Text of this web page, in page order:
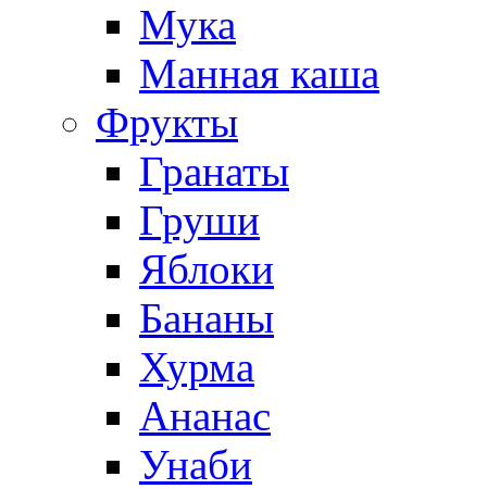
Мука
Манная каша
Фрукты
Гранаты
Груши
Яблоки
Бананы
Хурма
Ананас
Унаби